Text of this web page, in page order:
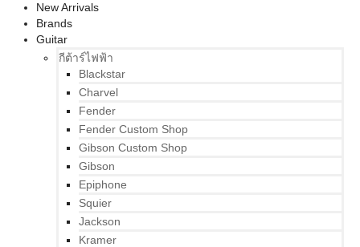
New Arrivals
Brands
Guitar
กีต้าร์ไฟฟ้า
Blackstar
Charvel
Fender
Fender Custom Shop
Gibson Custom Shop
Gibson
Epiphone
Squier
Jackson
Kramer